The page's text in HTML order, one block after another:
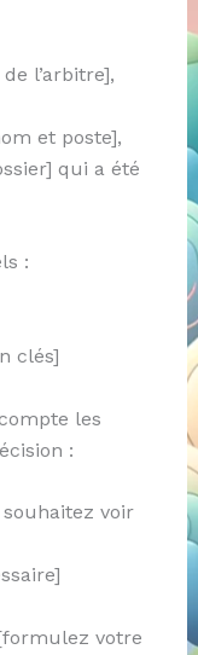
l’arbitre],
et poste],
qui a été
:
clés]
les
:
voir
votre